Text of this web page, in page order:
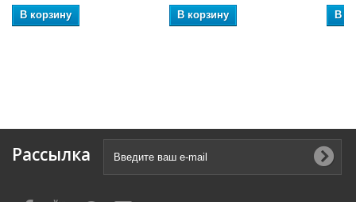
В корзину В корзину В
Рассылка